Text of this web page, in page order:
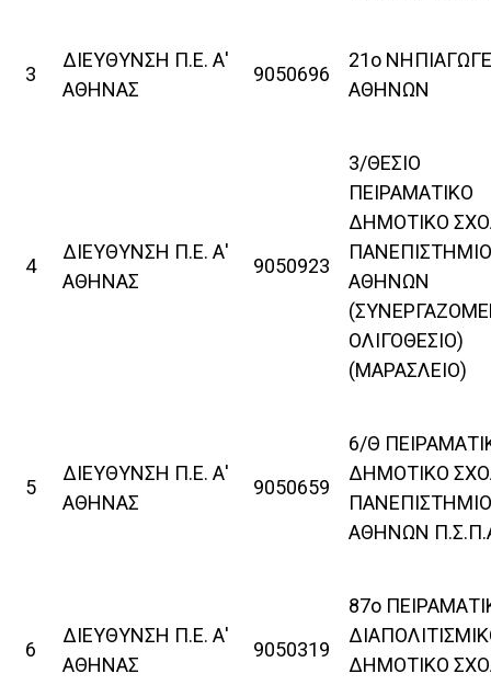
3
ΔΙΕΥΘΥΝΣΗ Π.Ε. Α'
ΑΘΗΝΑΣ
9050696
21ο
ΑΘΗΝΩΝ
4
ΔΙΕΥΘΥΝΣΗ Π.Ε. Α'
ΑΘΗΝΑΣ
9050923
3/ΘΕΣΙΟ
ΠΕΙΡΑΜΑΤΙΚΟ
ΔΗΜΟΤΙΚΟ
ΑΘΗΝΩΝ
ΟΛΙΓΟΘΕΣΙΟ)
(ΜΑΡΑΣΛΕΙΟ)
5
ΔΙΕΥΘΥΝΣΗ Π.Ε. Α'
ΑΘΗΝΑΣ
9050659
6/Θ
ΔΗΜΟΤΙΚΟ
ΑΘΗΝΩΝ
6
ΔΙΕΥΘΥΝΣΗ Π.Ε. Α'
ΑΘΗΝΑΣ
9050319
87ο
ΔΗΜΟΤΙΚΟ